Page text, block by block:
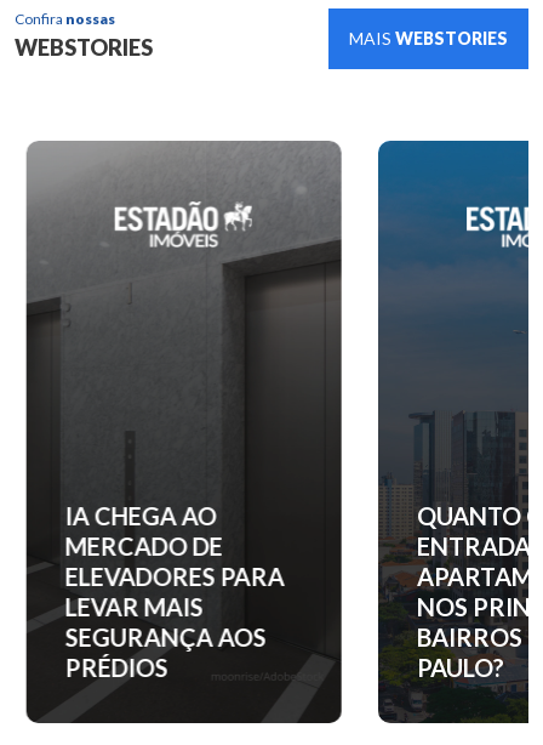
Confira nossas
WEBSTORIES MAIS WEBSTORIES
IA CHEGA AO
MERCADO DE
ELEVADORES PARA
LEVAR MAIS
SEGURANÇA AOS
PRÉDIOS
QUANTO
ENTRADA
NOS
BAIRROS
PAULO?